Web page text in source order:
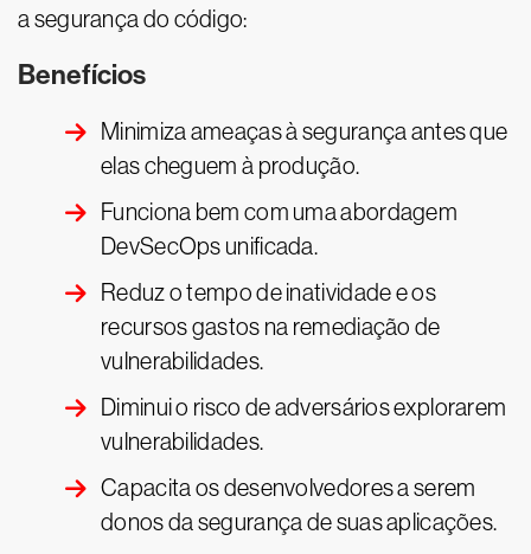
a segurança do código:
Benefícios
Minimiza ameaças à segurança antes que
elas cheguem à produção.
Funciona bem com uma abordagem
DevSecOps unificada.
Reduz o tempo de inatividade e os
recursos gastos na remediação de
vulnerabilidades.
Diminui o risco de adversários explorarem
vulnerabilidades.
Capacita os desenvolvedores a serem
donos da segurança de suas aplicações.